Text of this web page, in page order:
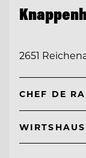
2651
CHEF DE